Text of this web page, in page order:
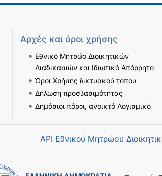
Αρχές και όροι χρήσης
Εθνικό Μητρώο Διοικητικών
Διαδικασιών και Ιδιωτικό Απόρρητο
Όροι Χρήσης δικτυακού τόπου
Δήλωση προσβασιμότητας
Δημόσιοι πόροι, ανοικτό Λογισμικό
API Εθνικού Μητρώου